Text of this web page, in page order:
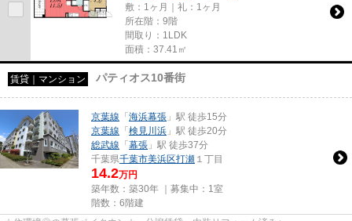
敷：1ヶ月｜礼：1ヶ月
所在階：9階
間取り：1LDK
面積：37.41㎡
賃貸｜マンション パティオス10番街
京葉線 「海浜幕張 」駅 徒歩15分
京葉線 「検見川浜 」駅 徒歩20分
総武線 「幕張 」駅 徒歩37分
千葉県千葉市美浜区打瀬 １丁目
14.2万円
築年数：築30年 ｜募集中： 1室
階数：6階建